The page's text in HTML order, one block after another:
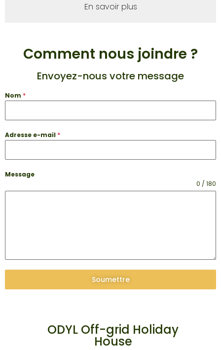
En savoir plus
Comment nous joindre ?
Envoyez-nous votre message
Nom *
Adresse e-mail *
Message
0 / 180
Soumettre
ODYL Off-grid Holiday
House